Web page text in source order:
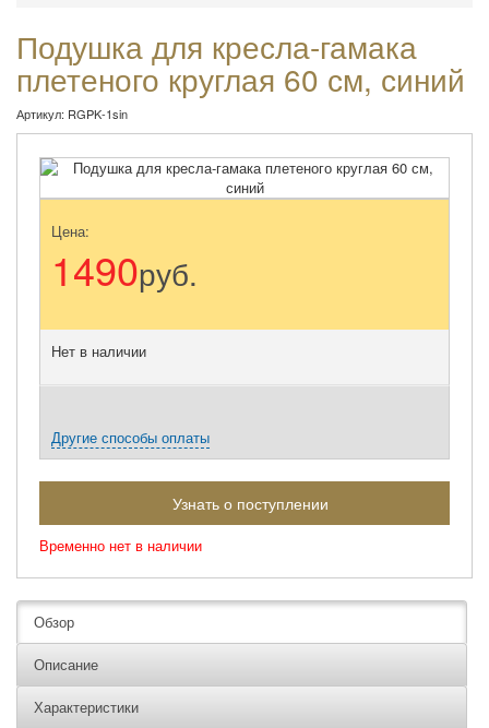
Подушка для кресла-гамака
плетеного круглая 60 см, синий
Артикул: RGPK-1sin
Цена:
1490руб.
Нет в наличии
Другие способы оплаты
Узнать о поступлении
Временно нет в наличии
Обзор
Описание
Характеристики